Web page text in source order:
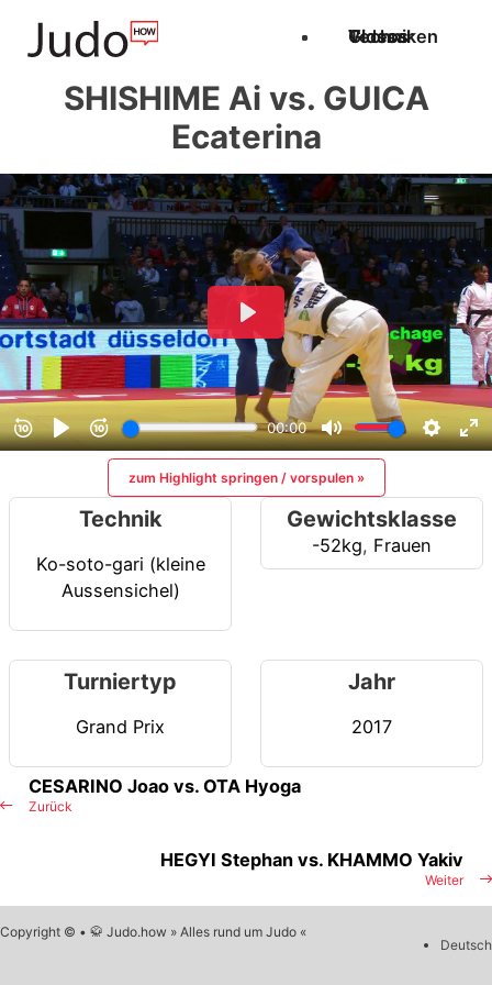
Techniken
Videos
Glossar
SHISHIME Ai vs. GUICA
Ecaterina
zum Highlight springen / vorspulen »
Technik
Ko-soto-gari (kleine
Aussensichel)
Gewichtsklasse
-52kg, Frauen
Turniertyp
Grand Prix
Jahr
2017
Zurück
CESARINO Joao vs. OTA Hyoga
Weiter
HEGYI Stephan vs. KHAMMO Yakiv
Copyright © • 🥋 Judo.how » Alles rund um Judo «
Deutsch